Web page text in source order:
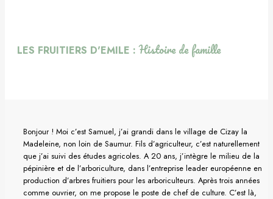
Carte cadeau
LES FRUITIERS D'EMILE :Histoire de famille
Bonjour ! Moi c’est Samuel, j’ai grandi dans le village de Cizay la
Madeleine, non loin de Saumur. Fils d’agriculteur, c’est naturellement
que j’ai suivi des études agricoles. A 20 ans, j’intègre le milieu de la
pépinière et de l’arboriculture, dans l’entreprise leader européenne en
production d’arbres fruitiers pour les arboriculteurs. Après trois années
comme ouvrier, on me propose le poste de chef de culture. C’est là,